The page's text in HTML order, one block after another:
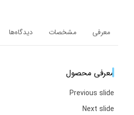
معرفی مشخصات دیدگاه‌ها
معرفی محصول
Previous slide
Next slide